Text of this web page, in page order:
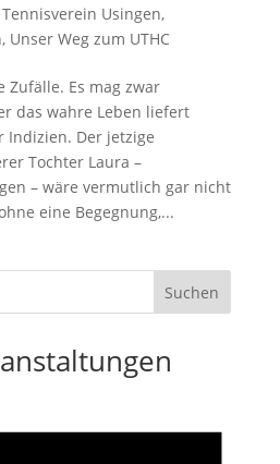
Tennisverein Usingen,
, Unser Weg zum UTHC
Zufälle. Es mag zwar
das wahre Leben liefert
Der jetzige
Tochter Laura –
– wäre vermutlich gar nicht
eine Begegnung,...